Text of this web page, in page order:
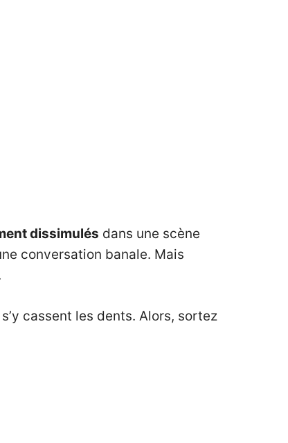
dissimulés dans une scène
conversation banale. Mais
cassent les dents. Alors, sortez